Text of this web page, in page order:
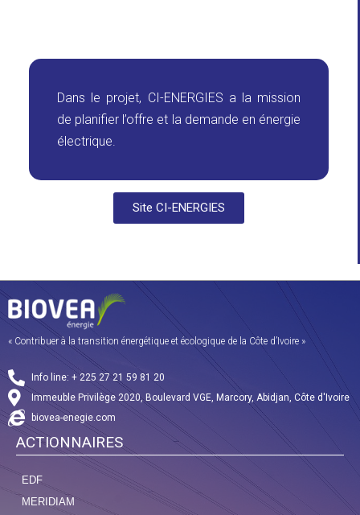
Dans le projet, CI-ENERGIES a la mission
de planifier l’offre et la demande en énergie
électrique.
Site CI-ENERGIES
« Contribuer à la transition énergétique et écologique de la Côte d’Ivoire »
Info line: + 225 27 21 59 81 20
Immeuble Privilège 2020, Boulevard VGE, Marcory, Abidjan, Côte d'Ivoire
biovea-enegie.com
ACTIONNAIRES
EDF
MERIDIAM